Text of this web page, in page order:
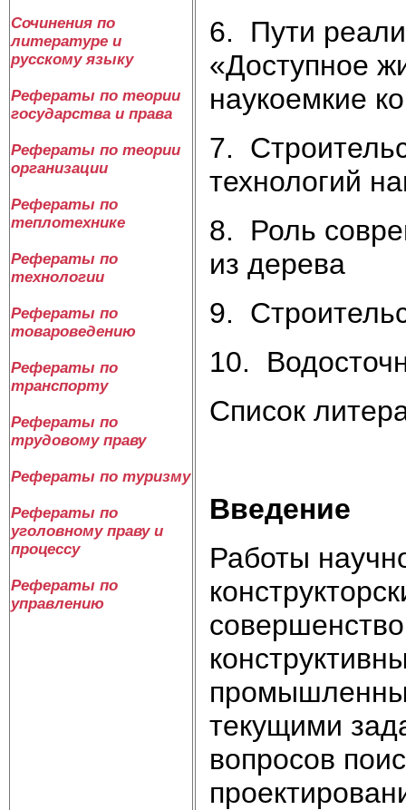
Сочинения по
литературе и
русскому языку
Рефераты по теории
государства и права
Рефераты по теории
организации
Рефераты по
теплотехнике
Рефераты по
технологии
Рефераты по
товароведению
Рефераты по
транспорту
Рефераты по
трудовому праву
Рефераты по туризму
Рефераты по
уголовному праву и
процессу
Рефераты по
управлению
6. Пути
«Доступное
наукоемкие
7.
технологий
8. Роль
из дерева
9.
10.
Cписок
Введение
Работы
текущими
вопросов